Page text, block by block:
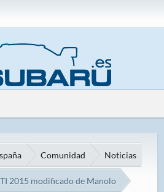
Comunidad Noticias
2015 modificado de Manolo